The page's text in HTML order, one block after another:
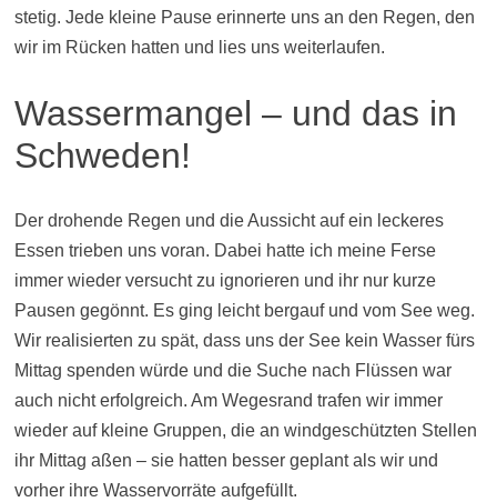
stetig. Jede kleine Pause erinnerte uns an den Regen, den
wir im Rücken hatten und lies uns weiterlaufen.
Wassermangel – und das in
Schweden!
Der drohende Regen und die Aussicht auf ein leckeres
Essen trieben uns voran. Dabei hatte ich meine Ferse
immer wieder versucht zu ignorieren und ihr nur kurze
Pausen gegönnt. Es ging leicht bergauf und vom See weg.
Wir realisierten zu spät, dass uns der See kein Wasser fürs
Mittag spenden würde und die Suche nach Flüssen war
auch nicht erfolgreich. Am Wegesrand trafen wir immer
wieder auf kleine Gruppen, die an windgeschützten Stellen
ihr Mittag aßen – sie hatten besser geplant als wir und
vorher ihre Wasservorräte aufgefüllt.